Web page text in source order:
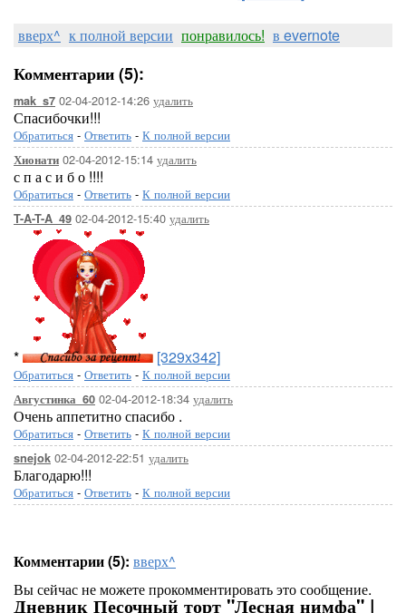
вверх^ к полной версии понравилось! в evernote
Комментарии (5):
mak_s7 02-04-2012-14:26 удалить
Спасибочки!!!
Обратиться - Ответить - К полной версии
Хионати 02-04-2012-15:14 удалить
с п а с и б о !!!!
Обратиться - Ответить - К полной версии
T-A-T-A_49 02-04-2012-15:40 удалить
* [329x342]
Обратиться - Ответить - К полной версии
Августинка_60 02-04-2012-18:34 удалить
Очень аппетитно спасибо .
Обратиться - Ответить - К полной версии
snejok 02-04-2012-22:51 удалить
Благодарю!!!
Обратиться - Ответить - К полной версии
Комментарии (5): вверх^
Вы сейчас не можете прокомментировать это сообщение.
Дневник Песочный торт "Лесная нимфа" |